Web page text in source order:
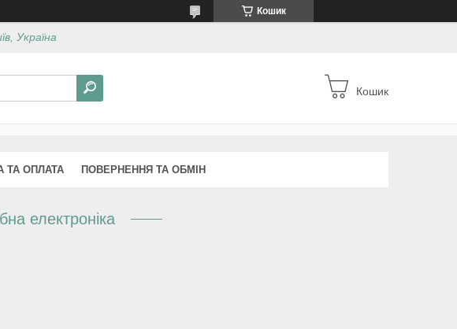
Кошик
Україна
Кошик
ТА ОПЛАТА ПОВЕРНЕННЯ ТА ОБМІН
електроніка